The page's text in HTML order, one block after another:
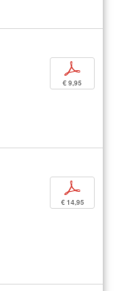
p
€ 9,95
p
€ 14,95